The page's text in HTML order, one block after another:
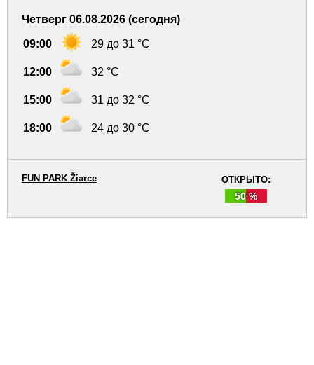
Четверг 06.08.2026 (сегодня)
09:00 29 до 31 °C
12:00 32 °C
15:00 31 до 32 °C
18:00 24 до 30 °C
ОТКРЫТО:
50 %
FUN PARK Žiarce